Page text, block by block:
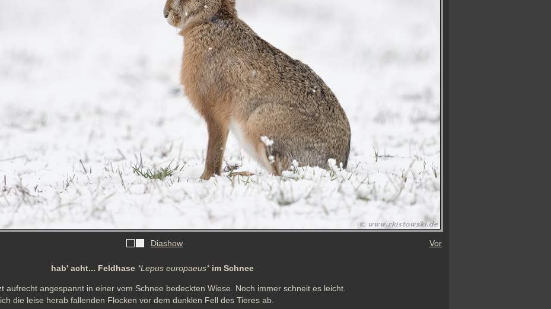
Diashow Vor
hab' acht... Feldhase *Lepus europaeus*im Schnee
aufrecht angespannt in einer vom Schnee bedeckten Wiese. Noch immer schneit es leicht.
die leise herab fallenden Flocken vor dem dunklen Fell des Tieres ab.